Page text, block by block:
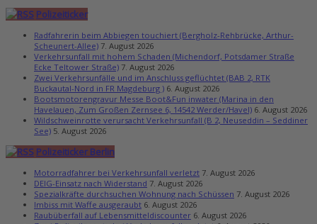
Polizeiticker
Radfahrerin beim Abbiegen touchiert (Bergholz-Rehbrücke, Arthur-
Scheunert-Allee) 7. August 2026
Verkehrsunfall mit hohem Schaden (Michendorf, Potsdamer Straße
Ecke Teltower Straße) 7. August 2026
Zwei Verkehrsunfälle und im Anschluss geflüchtet (BAB 2, RTK
Buckautal-Nord in FR Magdeburg ) 6. August 2026
Bootsmotorengravur Messe Boot&Fun inwater (Marina in den
Havelauen, Zum Großen Zernsee 6, 14542 Werder/Havel) 6. August 2026
Wildschweinrotte verursacht Verkehrsunfall (B 2, Neuseddin – Seddiner
See) 5. August 2026
Polizeiticker Berlin
Motorradfahrer bei Verkehrsunfall verletzt 7. August 2026
DEIG-Einsatz nach Widerstand 7. August 2026
Spezialkräfte durchsuchen Wohnung nach Schüssen 7. August 2026
Imbiss mit Waffe ausgeraubt 6. August 2026
Raubüberfall auf Lebensmitteldiscounter 6. August 2026